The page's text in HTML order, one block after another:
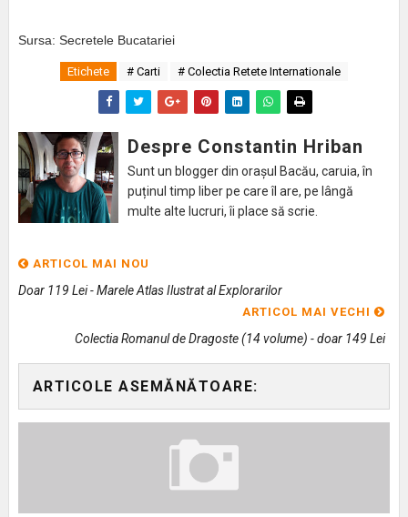
Sursa: Secretele Bucatariei
Etichete # Carti # Colectia Retete Internationale
Despre Constantin Hriban
Sunt un blogger din orașul Bacău, caruia, în
puținul timp liber pe care îl are, pe lângă
multe alte lucruri, îi place să scrie.
ARTICOL MAI NOU
Doar 119 Lei - Marele Atlas Ilustrat al Explorarilor
ARTICOL MAI VECHI
Colectia Romanul de Dragoste (14 volume) - doar 149 Lei
ARTICOLE ASEMĂNĂTOARE: